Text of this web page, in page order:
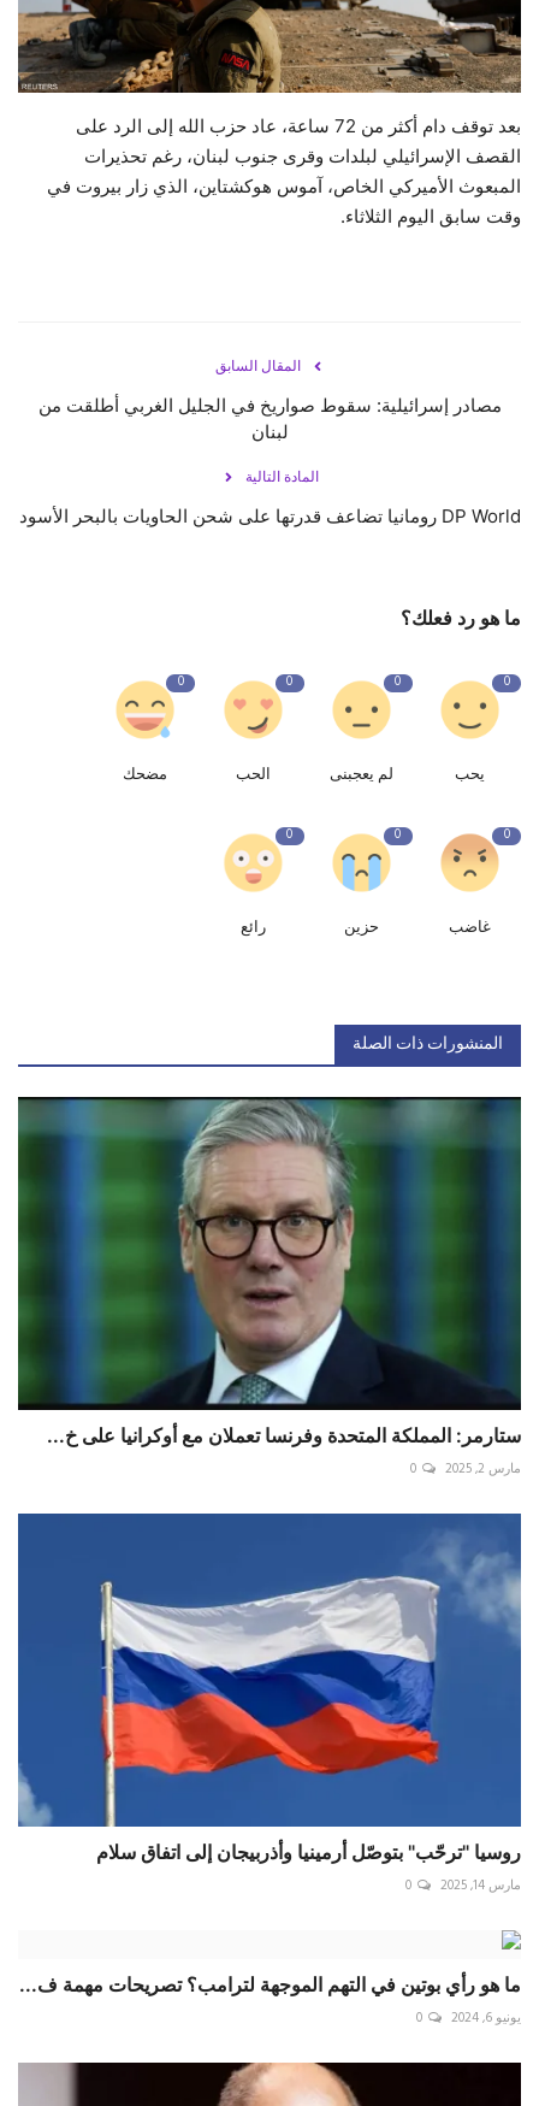
حياة
بعد توقف دام أكثر من 72 ساعة، عاد حزب الله إلى الرد على
القصف الإسرائيلي لبلدات وقرى جنوب لبنان، رغم تحذيرات
المبعوث الأميركي الخاص، آموس هوكشتاين، الذي زار بيروت في
وقت سابق اليوم الثلاثاء.
المقال السابق
مصادر إسرائيلية: سقوط صواريخ في الجليل الغربي أطلقت من
لبنان
المادة التالية
DP World رومانيا تضاعف قدرتها على شحن الحاويات بالبحر الأسود
ما هو رد فعلك؟
0
يحب
0
لم يعجبنى
0
الحب
0
مضحك
0
غاضب
0
حزين
0
رائع
المنشورات ذات الصلة
ستارمر: المملكة المتحدة وفرنسا تعملان مع أوكرانيا على خ...
مارس 2, 2025 0
روسيا "ترحّب" بتوصّل أرمينيا وأذربيجان إلى اتفاق سلام
مارس 14, 2025 0
ما هو رأي بوتين في التهم الموجهة لترامب؟ تصريحات مهمة ف...
يونيو 6, 2024 0